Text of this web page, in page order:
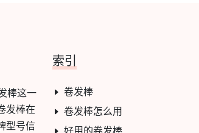
棒这一
发棒在
型号信
索引
卷发棒
卷发棒怎么用
好用的卷发棒